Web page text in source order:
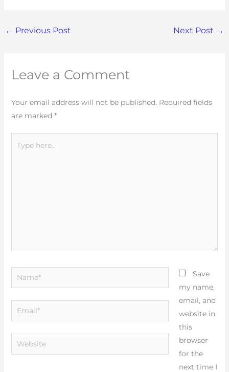
← Previous Post Next Post →
Leave a Comment
Your email address will not be published. Required fields
are marked *
here..
Name*
Email*
Website
Save
my name,
email, and
website in
this
browser
for the
next time I